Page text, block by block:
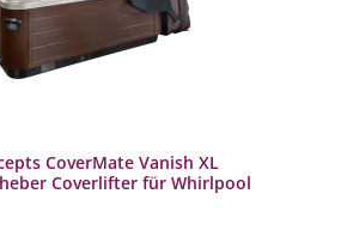
CoverMate Vanish XL
Coverlifter für Whirlpool